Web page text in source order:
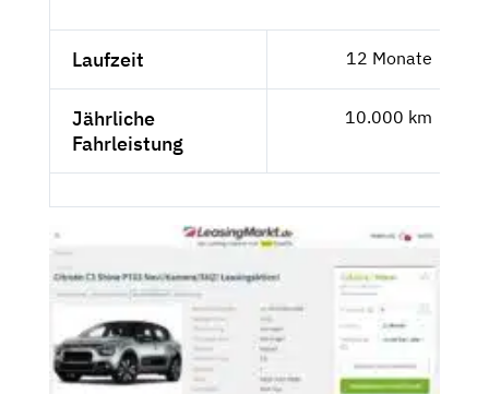
Laufzeit 12 Monate
Jährliche
Fahrleistung
10.000 km